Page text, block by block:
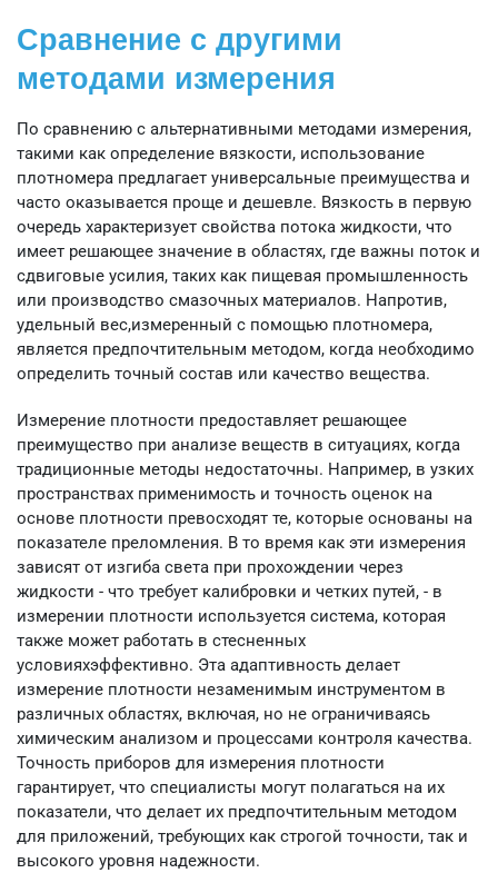
Сравнение с другими
методами измерения
По сравнению с альтернативными методами измерения,
такими как определение вязкости, использование
плотномера предлагает универсальные преимущества и
часто оказывается проще и дешевле. Вязкость в первую
очередь характеризует свойства потока жидкости, что
имеет решающее значение в областях, где важны поток и
сдвиговые усилия, таких как пищевая промышленность
или производство смазочных материалов. Напротив,
удельный вес,измеренный с помощью плотномера,
является предпочтительным методом, когда необходимо
определить точный состав или качество вещества.
Измерение плотности предоставляет решающее
преимущество при анализе веществ в ситуациях, когда
традиционные методы недостаточны. Например, в узких
пространствах применимость и точность оценок на
основе плотности превосходят те, которые основаны на
показателе преломления. В то время как эти измерения
зависят от изгиба света при прохождении через
жидкости - что требует калибровки и четких путей, - в
измерении плотности используется система, которая
также может работать в стесненных
условияхэффективно. Эта адаптивность делает
измерение плотности незаменимым инструментом в
различных областях, включая, но не ограничиваясь
химическим анализом и процессами контроля качества.
Точность приборов для измерения плотности
гарантирует, что специалисты могут полагаться на их
показатели, что делает их предпочтительным методом
для приложений, требующих как строгой точности, так и
высокого уровня надежности.